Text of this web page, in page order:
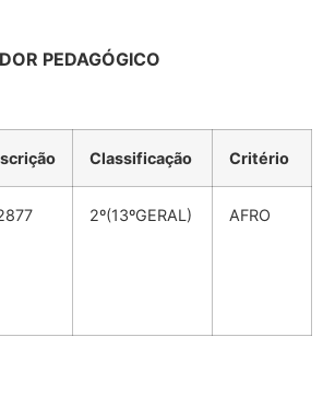
PEDAGÓGICO
Classificação Critério
2º(13ºGERAL) AFRO